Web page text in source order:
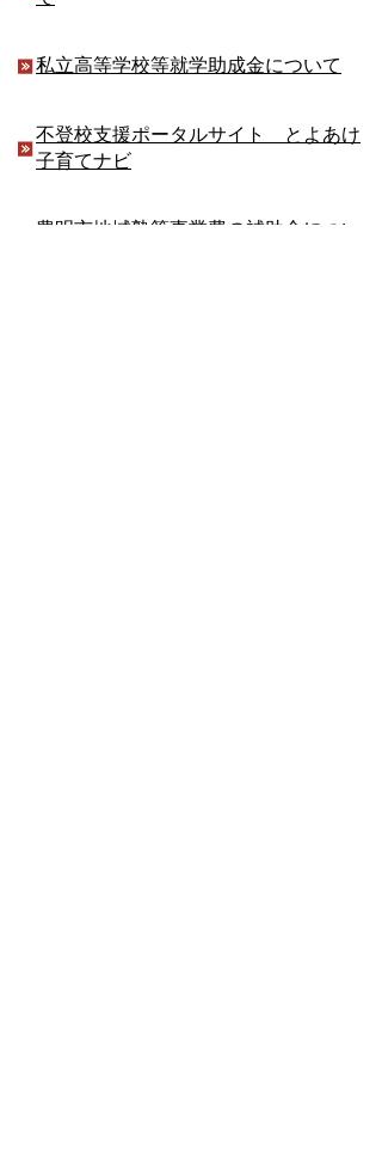
私立高等学校等就学助成金について
不登校支援ポータルサイト とよあけ
子育てナビ
豊明市地域塾等事業費の補助金につい